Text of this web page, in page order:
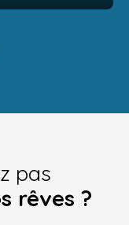
pas
rêves ?